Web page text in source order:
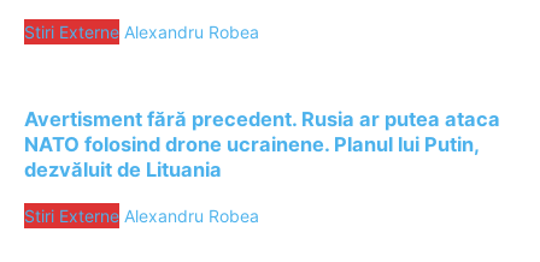
Stiri Externe Alexandru Robea
Avertisment fără precedent. Rusia ar putea ataca
NATO folosind drone ucrainene. Planul lui Putin,
dezvăluit de Lituania
Stiri Externe Alexandru Robea